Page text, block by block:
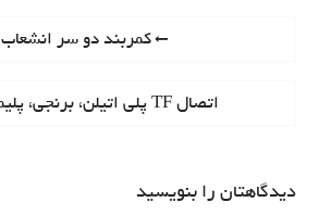
Previous
کمربند دو سر انشعاب
Next
اتصال TF پلی اتیلن، برنجی، پلیمری
دیدگاهتان را بنویسید